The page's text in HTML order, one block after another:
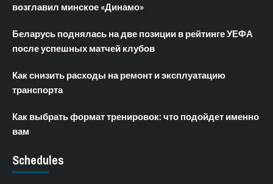
возглавил минское «Динамо»
Беларусь поднялась на две позиции в рейтинге УЕФА
после успешных матчей клубов
Как снизить расходы на ремонт и эксплуатацию
транспорта
Как выбрать формат тренировок: что подойдет именно
вам
Schedules